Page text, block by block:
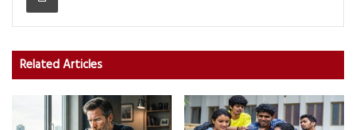
Related Articles